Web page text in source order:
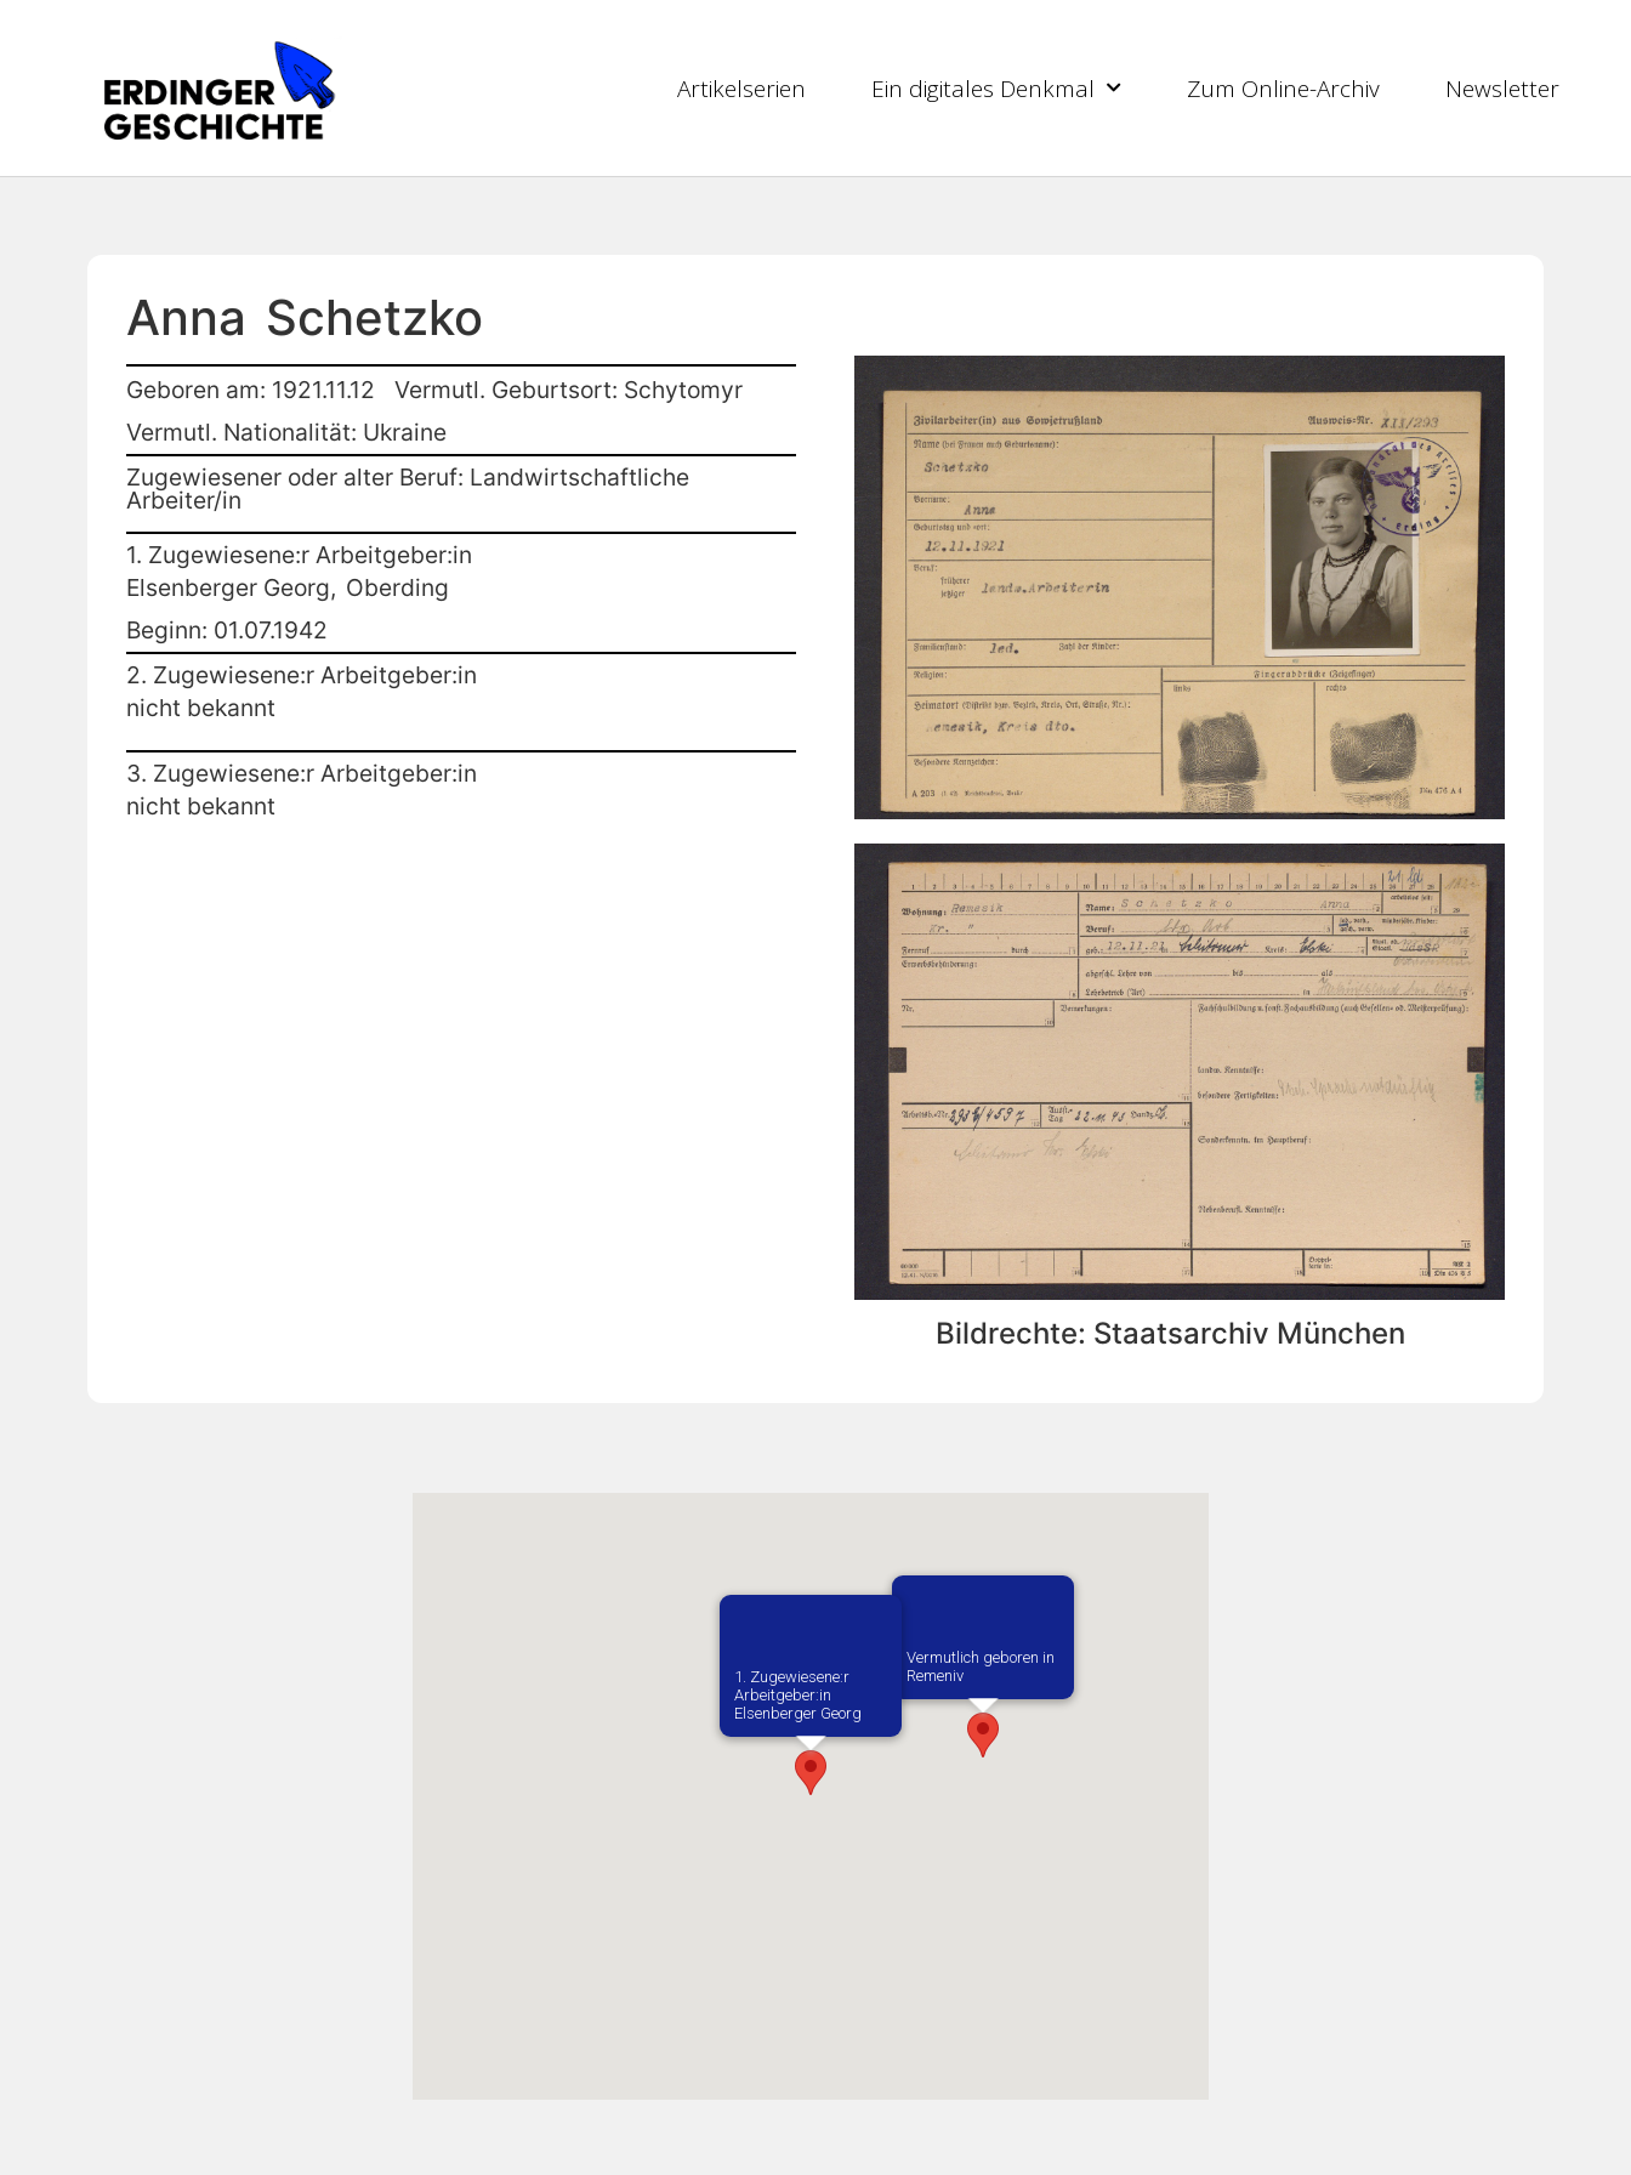
Artikelserien Ein digitales Denkmal Zum Online-Archiv Newsletter
Anna Schetzko
Geboren am: 1921.11.12
Vermutl. Geburtsort: Schytomyr
Vermutl. Nationalität: Ukraine
Zugewiesener oder alter Beruf: Landwirtschaftliche
Arbeiter/in
1. Zugewiesene:r Arbeitgeber:in
Elsenberger Georg, Oberding
Beginn: 01.07.1942
2. Zugewiesene:r Arbeitgeber:in
nicht bekannt
3. Zugewiesene:r Arbeitgeber:in
nicht bekannt
Bildrechte: Staatsarchiv München
Vermutlich geboren in
Remeniv
1. Zugewiesene:r
Arbeitgeber:in​
Elsenberger Georg